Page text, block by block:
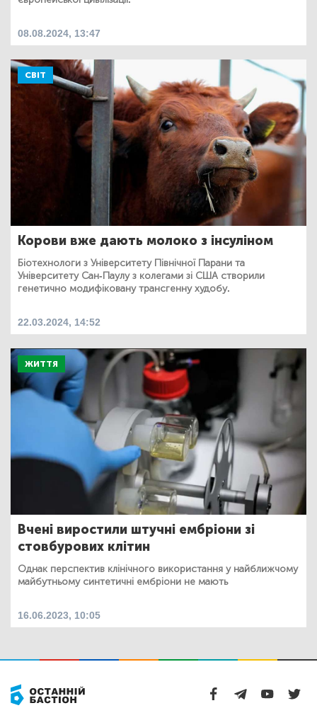
08.08.2024, 13:47
СВІТ
Корови вже дають молоко з інсуліном
Біотехнологи з Університету Північної Парани та
Університету Сан-Паулу з колегами зі США створили
генетично модифіковану трансгенну худобу.
22.03.2024, 14:52
ЖИТТЯ
Вчені виростили штучні ембріони зі
стовбурових клітин
Однак перспектив клінічного використання у найближчому
майбутньому синтетичні ембріони не мають
16.06.2023, 10:05